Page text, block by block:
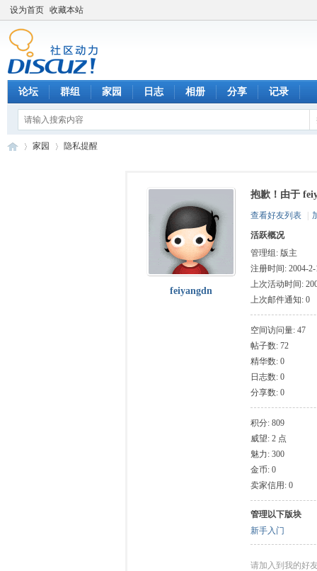
设为首页 收藏本站
论坛 群组 家园 日志 相册 分享 记录
家园 隐私提醒
feiyangdn
抱歉！由于
查看好友列表
活跃概况
管理组: 版主
注册时间: 2004-2-
上次活动时间:
上次邮件通知: 0
空间访问量: 47
帖子数: 72
精华数: 0
日志数: 0
分享数: 0
积分: 809
威望: 2 点
魅力: 300
金币: 0
卖家信用: 0
管理以下版块
新手入门
请加入到我的好